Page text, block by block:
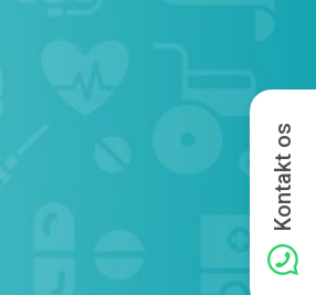
Kontakt os